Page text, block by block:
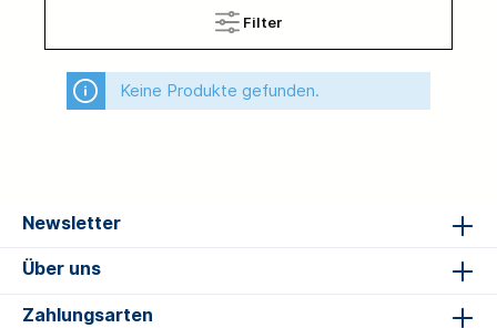
Filter
Keine Produkte gefunden.
Newsletter
Über uns
Zahlungsarten